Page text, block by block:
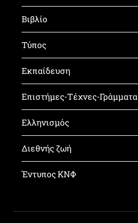
Βιβλίο
Τύπος
Εκπαίδευση
Επιστήμες-Τέχνες-Γράμματα
Ελληνισμός
Διεθνής ζωή
Έντυπος ΚΝΦ